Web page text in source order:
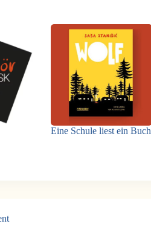
Eine Schule liest ein Buch